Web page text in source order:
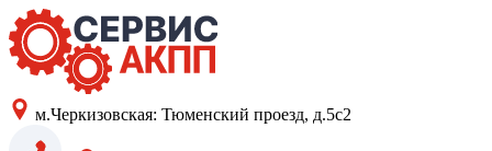
м.Черкизовская: Тюменский проезд, д.5с2